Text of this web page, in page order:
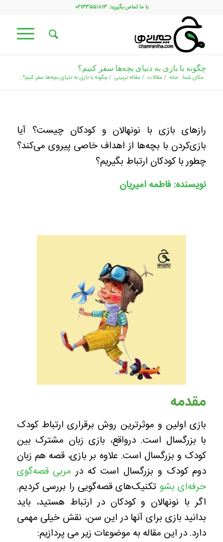
با ما تماس بگیرید: ۰۲۱۳۳۵۵۱۸۱۳
چگونه با بازی به دنیای بچه‌ها سفر کنیم؟
مکان شما: خانه / مقالات / مقاله تربیتی /چگونه با بازی به دنیای بچه‌ها سفر کنیم؟...
رازهای بازی با نونهالان و کودکان چیست؟ آیا
بازی‌کردن با بچه‌ها از اهداف خاصی پیروی می‌کند؟
چطور با کودکان ارتباط بگیریم؟
نویسنده: فاطمه امیریان
مقدمه
بازی اولین و موثرترین روش برقراری ارتباط کودک
با بزرگسال است. درواقع، بازی زبان مشترک بین
کودک و بزرگسال است. علاوه بر بازی، قصه هم زبان
دوم کودک و بزرگسال است که در مربی قصه‌گوی
حرفه‎‌ای بشو
تکنیک‌های قصه‌گویی را بررسی کردیم.
اگر با نونهالان و کودکان در ارتباط هستید، باید
بدانید بازی برای آنها در این سن، نقش خیلی مهمی
دارد. در این مقاله به موضوعات زیر می پردازیم: